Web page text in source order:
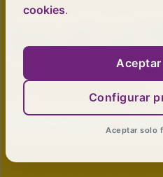
cookies.
Configurar
Aceptar solo